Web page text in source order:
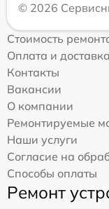
© 2026
Стоимость
Оплата и доставка
Контакты
Вакансии
О компании
Ремонтируемые
Наши услуги
Согласие на
Способы оплаты
Ремонт